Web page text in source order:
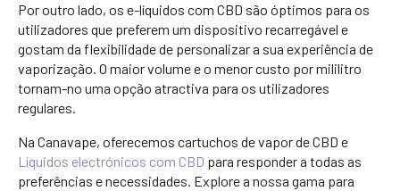
Por outro lado, os e-líquidos com CBD são óptimos para os
utilizadores que preferem um dispositivo recarregável e
gostam da flexibilidade de personalizar a sua experiência de
vaporização. O maior volume e o menor custo por mililitro
tornam-no uma opção atractiva para os utilizadores
regulares.
Na Canavape, oferecemos cartuchos de vapor de CBD e
Líquidos electrónicos com CBD para responder a todas as
preferências e necessidades. Explore a nossa gama para